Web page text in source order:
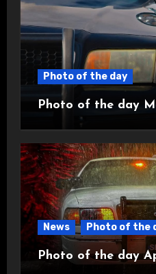
Photo of the day
Photo of the day
News Photo of the
Photo of the day